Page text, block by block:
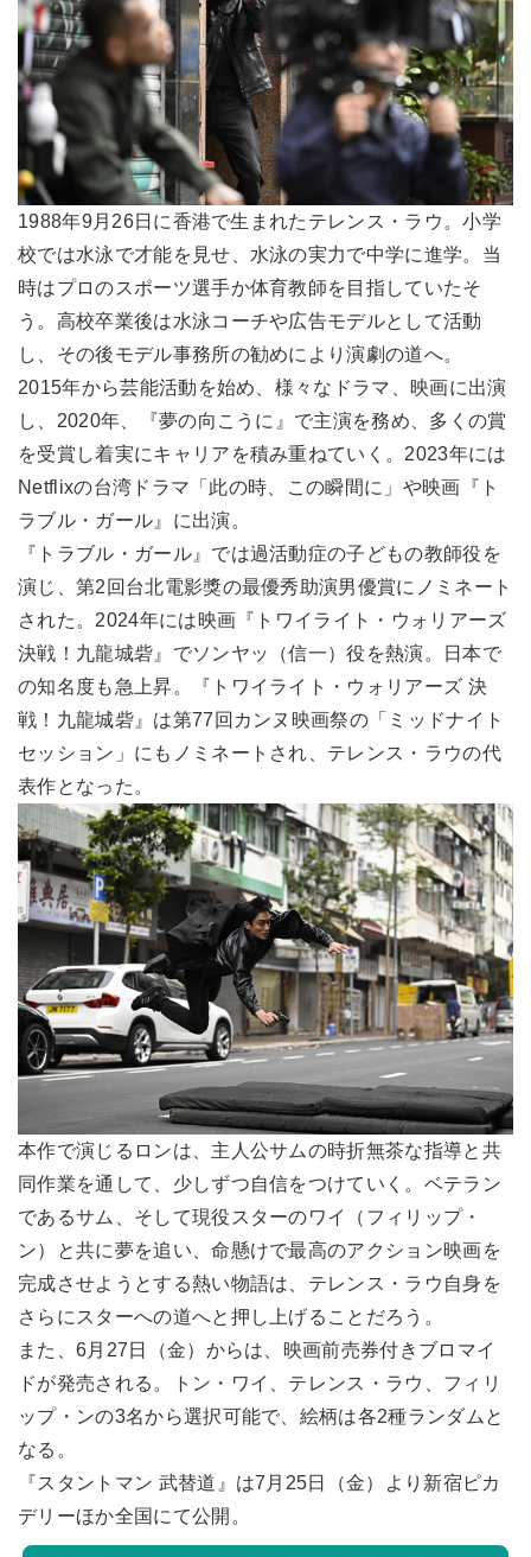
1988年9月26日に香港で生まれたテレンス・ラウ。小学
校では水泳で才能を見せ、水泳の実力で中学に進学。当
時はプロのスポーツ選手か体育教師を目指していたそ
う。高校卒業後は水泳コーチや広告モデルとして活動
し、その後モデル事務所の勧めにより演劇の道へ。
2015年から芸能活動を始め、様々なドラマ、映画に出演
し、2020年、『夢の向こうに』で主演を務め、多くの賞
を受賞し着実にキャリアを積み重ねていく。2023年には
Netflixの台湾ドラマ「此の時、この瞬間に」や映画『ト
ラブル・ガール』に出演。
『トラブル・ガール』では過活動症の子どもの教師役を
演じ、第2回台北電影獎の最優秀助演男優賞にノミネート
された。2024年には映画『トワイライト・ウォリアーズ
決戦！九龍城砦』でソンヤッ（信一）役を熱演。日本で
の知名度も急上昇。『トワイライト・ウォリアーズ 決
戦！九龍城砦』は第77回カンヌ映画祭の「ミッドナイト
セッション」にもノミネートされ、テレンス・ラウの代
表作となった。
本作で演じるロンは、主人公サムの時折無茶な指導と共
同作業を通して、少しずつ自信をつけていく。ベテラン
であるサム、そして現役スターのワイ（フィリップ・
ン）と共に夢を追い、命懸けで最高のアクション映画を
完成させようとする熱い物語は、テレンス・ラウ自身を
さらにスターへの道へと押し上げることだろう。
また、6月27日（金）からは、映画前売券付きブロマイ
ドが発売される。トン・ワイ、テレンス・ラウ、フィリ
ップ・ンの3名から選択可能で、絵柄は各2種ランダムと
なる。
『スタントマン 武替道』は7月25日（金）より新宿ピカ
デリーほか全国にて公開。